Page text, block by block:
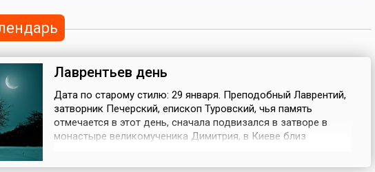
Лаврентьев день
Дата по старому стилю: 29 января. Преподобный Лаврентий,
затворник Печерский, епископ Туровский, чья память
отмечается в этот день, сначала подвизался в затворе в
монастыре великомученика Димитрия, в Киеве близ